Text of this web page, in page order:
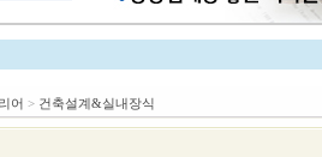
어 > 건축설계&실내장식